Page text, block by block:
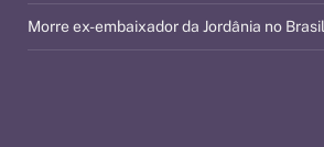
Morre ex-embaixador da Jordânia no Brasil